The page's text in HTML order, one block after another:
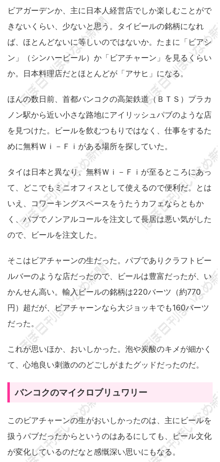
ビアガーデンか、主に日本人経営店でしか楽しむことがで
きないくらい、少ないと思う。タイビールの銘柄になれ
ば、ほとんどないに等しいのではないか。たまに「ビアシ
ン」（シンハービール）か「ビアチャーン」を見るくらい
か。日本料理店だとほとんどが「アサヒ」になる。
ほんの数日前、首都バンコクの高架鉄道（ＢＴＳ）プラカ
ノン駅から近い小さな路地にアイリッシュパブのような店
を見つけた。ビールを飲むつもりではなく、仕事をするた
めに無料Ｗｉ－Ｆｉがある場所を探していた。
タイは日本と異なり、無料Ｗｉ－Ｆｉが至るところにあっ
て、どこでもミニオフィスとして使えるので便利だ。とは
いえ、コワーキングスペースをうたうカフェならともか
く、パブでノンアルコールを注文して長居は悪い気がした
ので、ビールを注文した。
そこはビアチャーンの生だった。パブでありクラフトビー
ルバーのような店だったので、ビールは豊富だったが、い
かんせん高い。輸入ビールの銘柄は220バーツ（約770
円）超だが、ビアチャーンなら大ジョッキでも160バーツ
だった。
これが思いほか、おいしかった。泡や炭酸のキメが細かく
て、心地良い刺激ののどごしがまたグッドだったのだ。
バンコクのマイクロブリュワリー
このビアチャーンの生がおいしかったのは、主にビールを
扱うパブだったからというのはあるにしても、ビール文化
が変化しているのだなと感慨深い思いにもなる。